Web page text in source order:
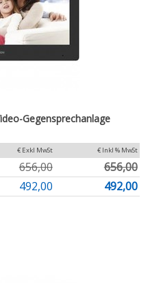
Gegensprechanlage
€ Exkl MwSt € Inkl % MwSt
656,00 656,00
492,00 492,00